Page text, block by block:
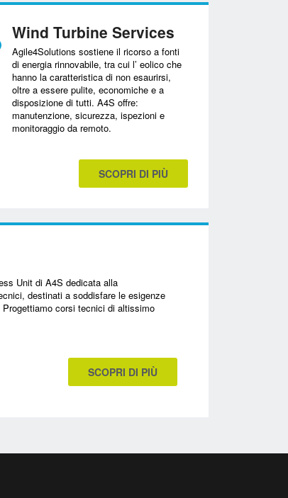
Wind Turbine Services
Agile4Solutions sostiene il ricorso a fonti
di energia rinnovabile, tra cui l’ eolico che
hanno la caratteristica di non esaurirsi,
oltre a essere pulite, economiche e a
disposizione di tutti. A4S offre:
manutenzione, sicurezza, ispezioni e
monitoraggio da remoto.
SCOPRI DI PIÙ
Unit di A4S dedicata alla
destinati a soddisfare le esigenze
corsi tecnici di altissimo
SCOPRI DI PIÙ